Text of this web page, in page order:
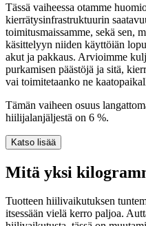
Tässä vaiheessa otamme
kierrätysinfrastruktuurin
toimitusmaissamme, sekä sen,
käsittelyyn niiden käyttöiän
akut ja pakkaus. Arvioimme
purkamisen päästöjä ja sitä,
vai toimitetaanko ne
Tämän vaiheen osuus
hiilijalanjäljestä on 6 %.
Katso lisää
Mitä yksi
Tuotteen hiilivaikutuksen
itsessään vielä kerro paljoa.